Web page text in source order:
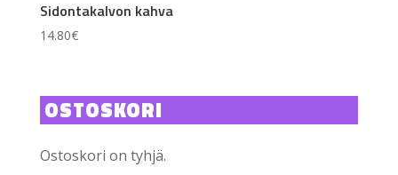
Sidontakalvon kahva
14.80€
OSTOSKORI
Ostoskori on tyhjä.